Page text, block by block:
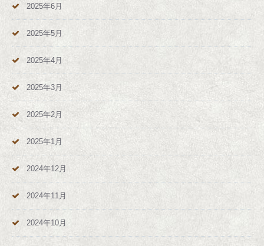
2025年6月
2025年5月
2025年4月
2025年3月
2025年2月
2025年1月
2024年12月
2024年11月
2024年10月